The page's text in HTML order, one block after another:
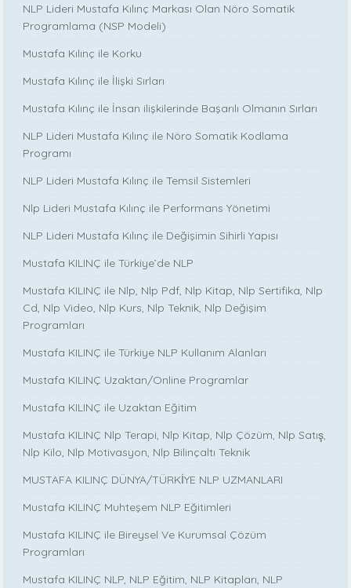
NLP Lideri Mustafa Kılınç Markası Olan Nöro Somatik
Programlama (NSP Modeli)
Mustafa Kılınç ile Korku
Mustafa Kılınç ile İlişki Sırları
Mustafa Kılınç ile İnsan ilişkilerinde Başarılı Olmanın Sırları
NLP Lideri Mustafa Kılınç ile Nöro Somatik Kodlama
Programı
NLP Lideri Mustafa Kılınç ile Temsil Sistemleri
Nlp Lideri Mustafa Kılınç ile Performans Yönetimi
NLP Lideri Mustafa Kılınç ile Değişimin Sihirli Yapısı
Mustafa KILINÇ ile Türkiye’de NLP
Mustafa KILINÇ ile Nlp, Nlp Pdf, Nlp Kitap, Nlp Sertifika, Nlp
Cd, Nlp Video, Nlp Kurs, Nlp Teknik, Nlp Değişim
Programları
Mustafa KILINÇ ile Türkiye NLP Kullanım Alanları
Mustafa KILINÇ Uzaktan/Online Programlar
Mustafa KILINÇ ile Uzaktan Eğitim
Mustafa KILINÇ Nlp Terapi, Nlp Kitap, Nlp Çözüm, Nlp Satış,
Nlp Kilo, Nlp Motivasyon, Nlp Bilinçaltı Teknik
MUSTAFA KILINÇ DÜNYA/TÜRKİYE NLP UZMANLARI
Mustafa KILINÇ Muhteşem NLP Eğitimleri
Mustafa KILINÇ ile Bireysel Ve Kurumsal Çözüm
Programları
Mustafa KILINÇ NLP, NLP Eğitim, NLP Kitapları, NLP